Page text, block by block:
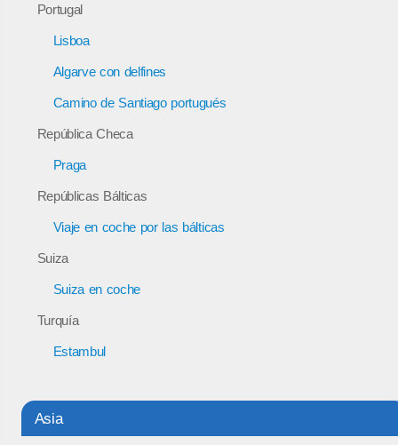
Portugal
Lisboa
Algarve con delfines
Camino de Santiago portugués
República Checa
Praga
Repúblicas Bálticas
Viaje en coche por las bálticas
Suiza
Suiza en coche
Turquía
Estambul
Asia